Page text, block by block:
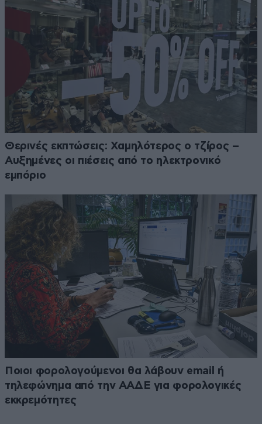
Θερινές εκπτώσεις: Χαμηλότερος ο τζίρος –
Αυξημένες οι πιέσεις από το ηλεκτρονικό
εμπόριο
Ποιοι φορολογούμενοι θα λάβουν email ή
τηλεφώνημα από την ΑΑΔΕ για φορολογικές
εκκρεμότητες